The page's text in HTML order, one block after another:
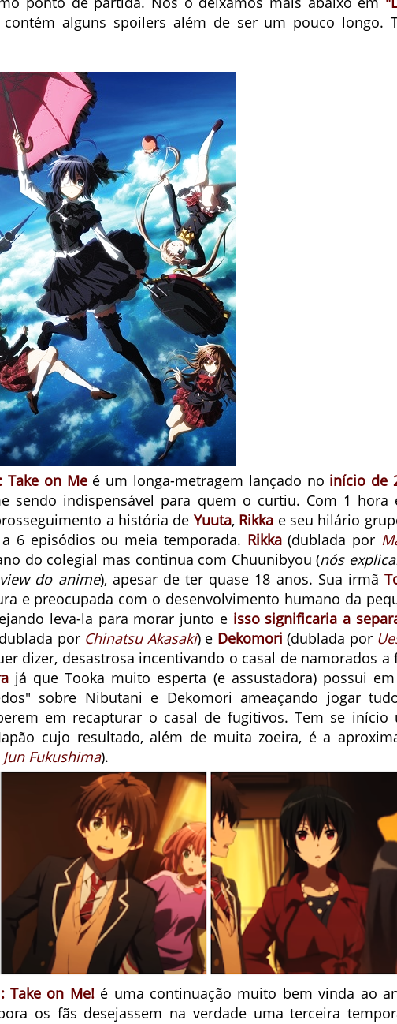
alguns spoilers além de ser um pouco longo.
Take on Meé um longa-metragem lançado no início de
sendo indispensável para quem o curtiu. Com 1 hora
a história de Yuuta, Rikka e seu hilário
6 episódios ou meia temporada. Rikka(dublada por
do colegial mas continua com Chuunibyou (nós
do anime), apesar de ter quase 18 anos. Sua irmã
e preocupada com o desenvolvimento humano da
leva-la para morar junto e isso significaria a
por Chinatsu Akasaki) e Dekomori (dublada por
dizer, desastrosa incentivando o casal de namorados a
já que Tooka muito esperta (e assustadora) possui
sobre Nibutani e Dekomori ameaçando jogar
em recapturar o casal de fugitivos. Tem se início
cujo resultado, além de muita zoeira, é a
Jun Fukushima).
Take on Me!é uma continuação muito bem vinda ao
os fãs desejassem na verdade uma terceira